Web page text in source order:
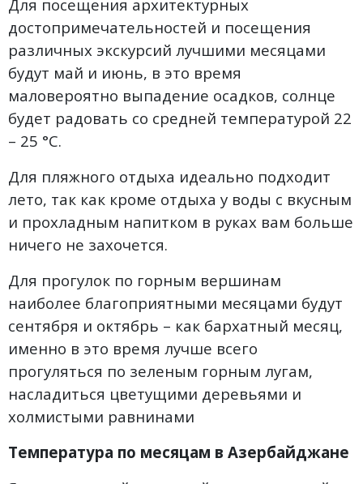
Для посещения архитектурных
достопримечательностей и посещения
различных экскурсий лучшими месяцами
будут май и июнь, в это время
маловероятно выпадение осадков, солнце
будет радовать со средней температурой 22
– 25 °C.
Для пляжного отдыха идеально подходит
лето, так как кроме отдыха у воды с вкусным
и прохладным напитком в руках вам больше
ничего не захочется.
Для прогулок по горным вершинам
наиболее благоприятными месяцами будут
сентября и октябрь – как бархатный месяц,
именно в это время лучше всего
прогуляться по зеленым горным лугам,
насладиться цветущими деревьями и
холмистыми равнинами
Температура по месяцам в Азербайджане